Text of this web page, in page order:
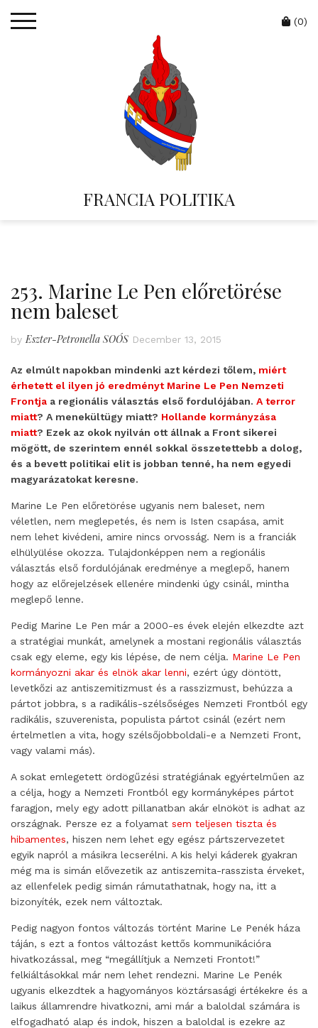
FRANCIA POLITIKA
Cart
(0)
253. Marine Le Pen előretörése
nem baleset
by Eszter-Petronella SOÓS December 13, 2015
Az elmúlt napokban mindenki azt kérdezi tőlem, miért
érhetett el ilyen jó eredményt Marine Le Pen Nemzeti
Frontja a regionális választás első fordulójában. A terror
miatt? A menekültügy miatt? Hollande kormányzása
miatt? Ezek az okok nyilván ott állnak a Front sikerei
mögött, de szerintem ennél sokkal összetettebb a dolog,
és a bevett politikai elit is jobban tenné, ha nem egyedi
magyarázatokat keresne.
Marine Le Pen előretörése ugyanis nem baleset, nem
véletlen, nem meglepetés, és nem is Isten csapása, amit
nem lehet kivédeni, amire nincs orvosság. Nem is a franciák
elhülyülése okozza. Tulajdonképpen nem a regionális
választás első fordulójának eredménye a meglepő, hanem
hogy az előrejelzések ellenére mindenki úgy csinál, mintha
meglepő lenne.
Pedig Marine Le Pen már a 2000-es évek elején elkezdte azt
a stratégiai munkát, amelynek a mostani regionális választás
csak egy eleme, egy kis lépése, de nem célja. Marine Le Pen
kormányozni akar és elnök akar lenni, ezért úgy döntött,
levetkőzi az antiszemitizmust és a rasszizmust, behúzza a
pártot jobbra, s a radikális-szélsőséges Nemzeti Frontból egy
radikális, szuverenista, populista pártot csinál (ezért nem
értelmetlen a vita, hogy szélsőjobboldali-e a Nemzeti Front,
vagy valami más).
A sokat emlegetett ördögűzési stratégiának egyértelműen az
a célja, hogy a Nemzeti Frontból egy kormányképes pártot
faragjon, mely egy adott pillanatban akár elnököt is adhat az
országnak. Persze ez a folyamat sem teljesen tiszta és
hibamentes, hiszen nem lehet egy egész pártszervezetet
egyik napról a másikra lecserélni. A kis helyi káderek gyakran
még ma is simán elővezetik az antiszemita-rasszista érveket,
az ellenfelek pedig simán rámutathatnak, hogy na, itt a
bizonyíték, ezek nem változtak.
Pedig nagyon fontos változás történt Marine Le Penék háza
táján, s ezt a fontos változást kettős kommunikációra
hivatkozással, meg “megállítjuk a Nemzeti Frontot!”
felkiáltásokkal már nem lehet rendezni. Marine Le Penék
ugyanis elkezdtek a hagyományos köztársasági értékekre és a
laikus államrendre hivatkozni, ami már a baloldal számára is
elfogadható alap és indok, hiszen a baloldal is ezekre az